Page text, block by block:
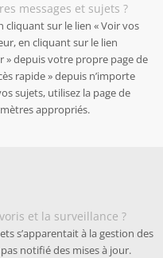
messages et sujets ?
cliquant sur le lien « Voir vos
en cliquant sur le lien
» depuis votre propre page de
rapide » depuis n’importe
sujets, utilisez la page de
appropriés.
et la surveillance ?
s’apparentait à la gestion des
notifié des mises à jour.